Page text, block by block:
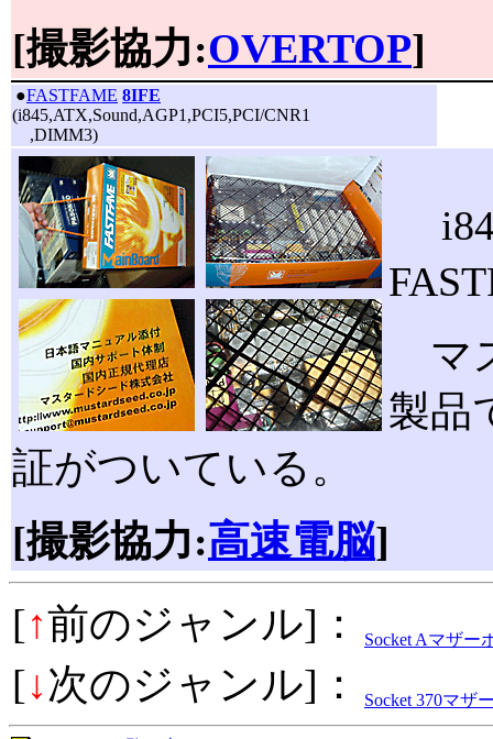
[撮影協力:OVERTOP]
●FASTFAME 8IFE
(i845,ATX,Sound,AGP1,PCI5,PCI/CNR1
,DIMM3)
マ
製品
証がついている。
[撮影協力:高速電脳]
[↑前のジャンル]： Socket Aマザー
[↓次のジャンル]： Socket 370マザ